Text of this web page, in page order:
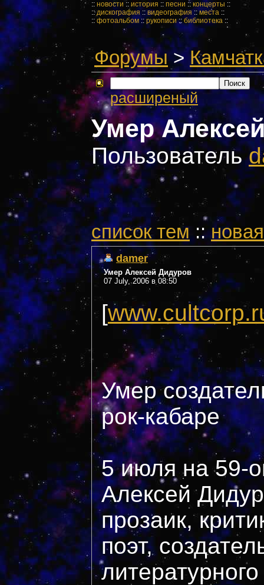
:: новости :: история :: песни :: концерты ::
::дискография :: видеография ::места ::
:: фотоальбом::рукописи::библиотека ::
Форумы>
расширеный
Умер
Пользователь
cписок тем::
damer
Умер Алексей Дидуров
07 July, 2006 в 08:50
[
Умер
рок-кабаре
5 июля на 59-
Алексей
прозаик,
поэт,